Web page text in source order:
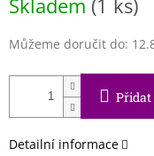
cena:
Skladem (1 ks)
Můžeme doručit do:
Detailní informace